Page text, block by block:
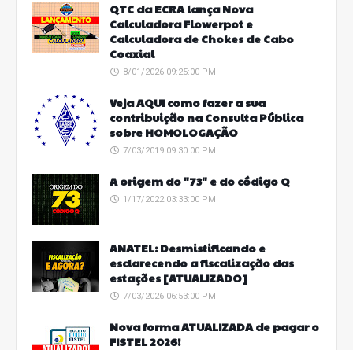
QTC da ECRA lança Nova
Calculadora Flowerpot e
Calculadora de Chokes de Cabo
Coaxial
8/01/2026 09:25:00 PM
Veja AQUI como fazer a sua
contribuição na Consulta Pública
sobre HOMOLOGAÇÃO
7/03/2019 09:30:00 PM
A origem do "73" e do código Q
1/17/2022 03:33:00 PM
ANATEL: Desmistificando e
esclarecendo a fiscalização das
estações [ATUALIZADO]
7/03/2026 06:53:00 PM
Nova forma ATUALIZADA de pagar o
FISTEL 2026!